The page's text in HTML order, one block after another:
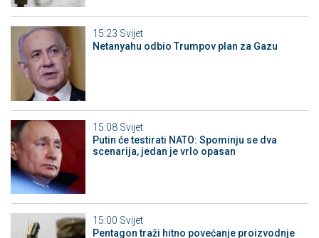
15:23 Svijet
Netanyahu odbio Trumpov plan za Gazu
15:08 Svijet
Putin će testirati NATO: Spominju se dva
scenarija, jedan je vrlo opasan
15:00 Svijet
Pentagon traži hitno povećanje proizvodnje